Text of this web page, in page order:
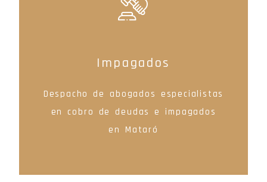
Impagados
Despacho de abogados especialistas
en cobro de deudas e impagados
en Mataró